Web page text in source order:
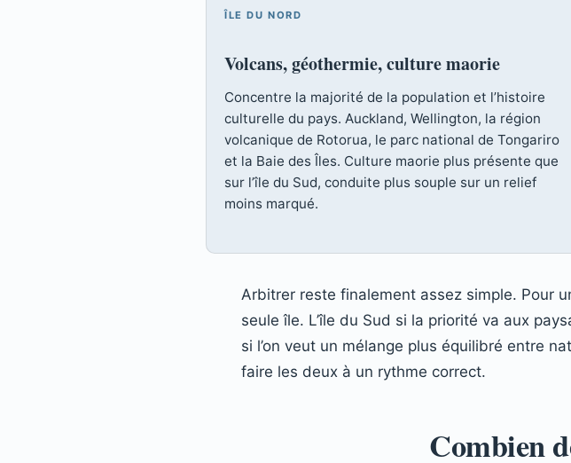
ÎLE DU NORD
Volcans, géothermie, culture maorie
Concentre la majorité de la population et l’histoire
culturelle du pays. Auckland, Wellington, la région
volcanique de Rotorua, le parc national de Tongariro
et la Baie des Îles. Culture maorie plus présente que
sur l’île du Sud, conduite plus souple sur un relief
moins marqué.
Arbitrer reste finalement assez simple. Pour
seule île. L’île du Sud si la priorité va aux
si l’on veut un mélange plus équilibré entre
faire les deux à un rythme correct.
Combien